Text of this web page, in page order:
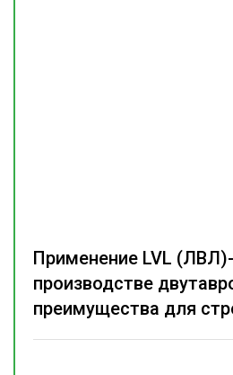
Применение LVL
производстве
преимущества для